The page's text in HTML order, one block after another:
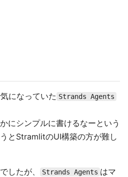
になっていた Strands Agents
にシンプルに書けるなーという
とStramlitのUI構築の方が難し
したが、 Strands Agents はマ